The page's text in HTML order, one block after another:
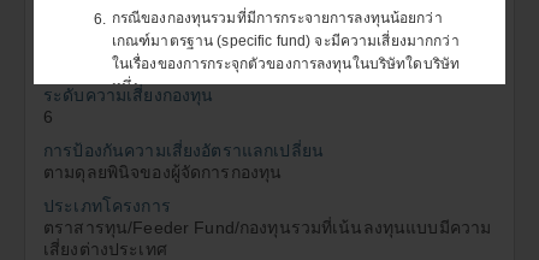
6. กรณีของกองทุนรวมที่มีการกระจายการลงทุนน้อยกว่า
เกณฑ์มาตรฐาน (specific fund) จะมีความเสี่ยงมากกว่า
ในเรื่องของการกระจุกตัวของการลงทุนในบริษัทใดบริษัท
หนึ่ง
ขายล่วงหน้า (Derivatives) เพื่อแสวงหาผลประโยชน์
ตอบแทนจากสัญญาดังกล่าว
7.1 จะมีความเสี่ยงมากกว่ากองทุนรวมอื่น จึงเหมาะสม
กับผู้ลงทุนที่ต้องการผลตอบแทนสูงและรับความ
เสี่ยงได้สูงกว่าผู้ลงทุนทั่วไป
ข้อมูลทั่วไป
ระดับความเสี่ยงกองทุน
6
การป้องกันความเสี่ยงอัตราแลกเปลี่ยน
ตามดุลยพินิจของผู้จัดการกองทุน
ประเภทโครงการ
ตราสารทุน/Feeder Fund/กองทุนรวมที่เน้นลงทุนแบบมีความ
เสี่ยงต่างประเทศ